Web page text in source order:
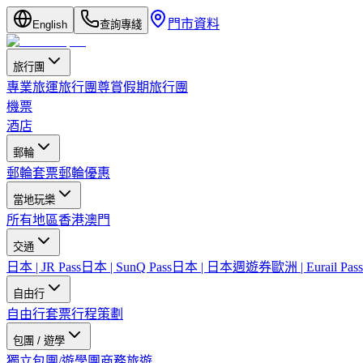
English 查詢專綫 門市資料
旅行團
專業旅運旅行團尊賞假期旅行團
機票
酒店
郵輪
郵輪套票郵輪優惠
當地玩樂
所有地區香港澳門
交通
日本 | JR Pass 日本 | SunQ Pass 日本 | 日本週遊券歐洲 | Eurail Pass
自由行
自由行套票行程策劃
包團 / 遊學